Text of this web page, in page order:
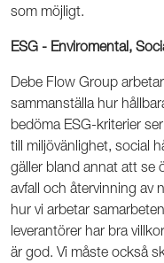
som möjligt.
ESG - Enviromental,
Debe Flow Group
sammanställa hur
bedöma ESG-kriterier
till miljövänlighet, social
gäller bland annat att se
avfall och återvinning av
hur vi arbetar
leverantörer har bra
är god. Vi måste också